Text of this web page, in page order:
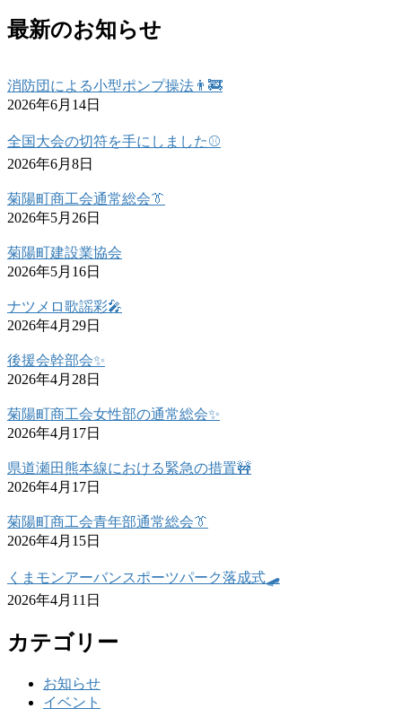
最新のお知らせ
消防団による小型ポンプ操法👨‍🚒
2026年6月14日
全国大会の切符を手にしました⚾
2026年6月8日
菊陽町商工会通常総会👔
2026年5月26日
菊陽町建設業協会
2026年5月16日
ナツメロ歌謡彩🎤
2026年4月29日
後援会幹部会✨
2026年4月28日
菊陽町商工会女性部の通常総会✨
2026年4月17日
県道瀬田熊本線における緊急の措置🚧
2026年4月17日
菊陽町商工会青年部通常総会👔
2026年4月15日
くまモンアーバンスポーツパーク落成式🛹
2026年4月11日
カテゴリー
お知らせ
イベント